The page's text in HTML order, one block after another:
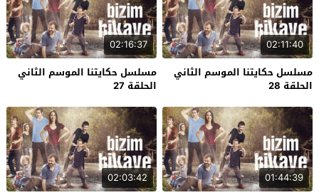
02:11:40
مسلسل حكايتنا الموسم الثاني
الحلقة 28
02:16:37
مسلسل حكايتنا الموسم الثاني
الحلقة 27
01:44:39
02:03:42